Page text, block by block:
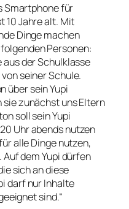
Smartphone für
10 Jahre alt. Mit
Dinge machen
Personen:
aus der Schulklasse
seiner Schule.
über sein Yupi
zunächst uns Eltern
soll sein Yupi
Uhr abends nutzen
alle Dinge nutzen,
dem Yupi dürfen
sich an diese
darf nur Inhalte
sind.“